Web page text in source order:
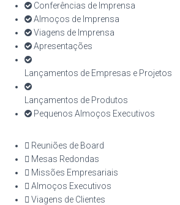
Conferências de Imprensa
Almoços de Imprensa
Viagens de Imprensa
Apresentações
Lançamentos de Empresas e Projetos
Lançamentos de Produtos
Pequenos Almoços Executivos
Reuniões de Board
Mesas Redondas​
Missões Empresariais​
Almoços Executivos
Viagens de Clientes